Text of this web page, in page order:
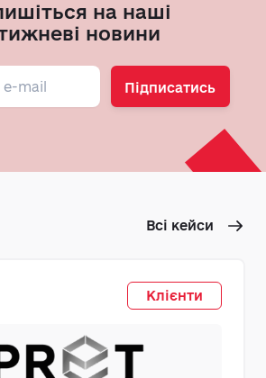
на наші
новини
Підписатись
Всі кейси
Клієнти